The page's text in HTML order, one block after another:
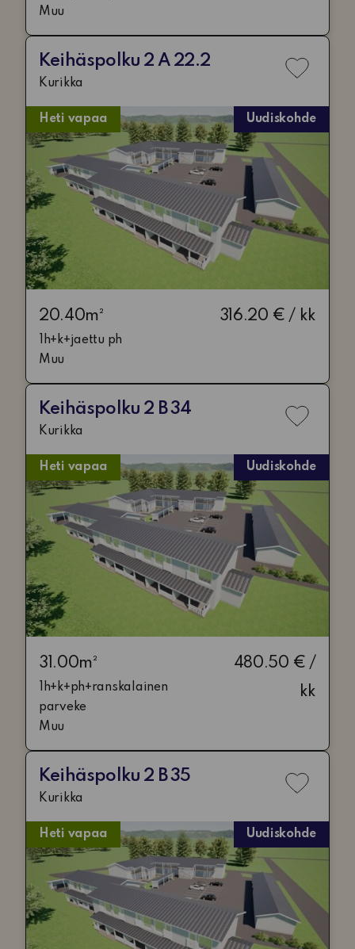
Muu
Keihäspolku 2 A 22.2
Kurikka
Lisää
Heti vapaa Uudiskohde
20.40m²
1h+k+jaettu ph
Muu
316.20 € / kk
Keihäspolku 2 B 34
Kurikka
Lisää
Heti vapaa Uudiskohde
31.00m²
1h+k+ph+ranskalainen
parveke
Muu
480.50 € /
kk
Keihäspolku 2 B 35
Kurikka
Lisää
Heti vapaa Uudiskohde